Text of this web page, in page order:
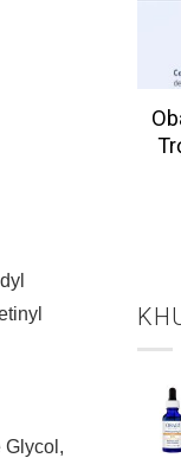
Glycol,